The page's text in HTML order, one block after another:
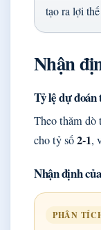
tạo ra lợi
Nhận
Tỷ lệ dự đoán
Theo thăm dò
cho tỷ số2-1,
Nhận định
PHÂN